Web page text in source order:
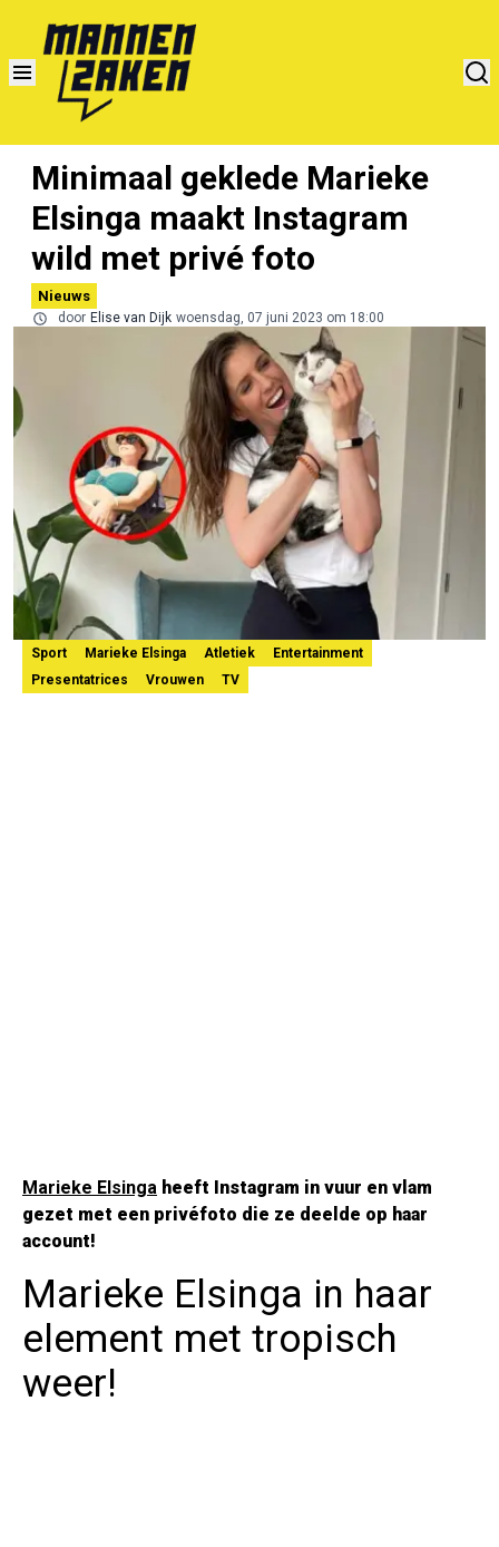
Minimaal geklede Marieke
Elsinga maakt Instagram
wild met privé foto
Nieuws
door Elise van Dijk woensdag, 07 juni 2023 om 18:00
Sport Marieke Elsinga Atletiek
Entertainment
Presentatrices
Vrouwen TV
Marieke Elsinga heeft Instagram in vuur en vlam
gezet met een privéfoto die ze deelde op haar
account!
Marieke Elsinga in haar
element met tropisch
weer!